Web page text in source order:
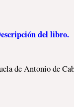
del libro.
de Antonio de